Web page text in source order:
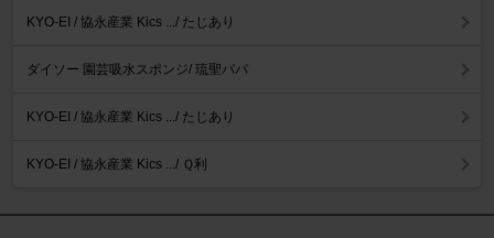
KYO-EI / 協永産業 Kics .../ たじあり
ダイソー 園芸吸水スポンジ/ 琉聖パパ
KYO-EI / 協永産業 Kics .../ たじあり
KYO-EI / 協永産業 Kics .../ Ｑ利